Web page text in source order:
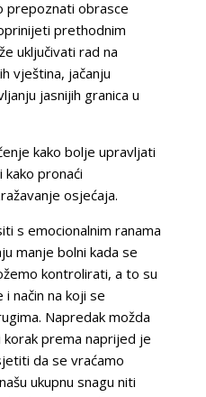
prepoznati obrasce
prethodnim
uključivati rad na
vještina, jačanju
jasnijih granica u
kako bolje upravljati
kako pronaći
osjećaja.
s emocionalnim ranama
manje bolni kada se
kontrolirati, a to su
i način na koji se
Napredak možda
korak prema naprijed je
da se vraćamo
ukupnu snagu niti